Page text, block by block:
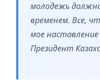
молодежь
временем. Все,
мое
Президент